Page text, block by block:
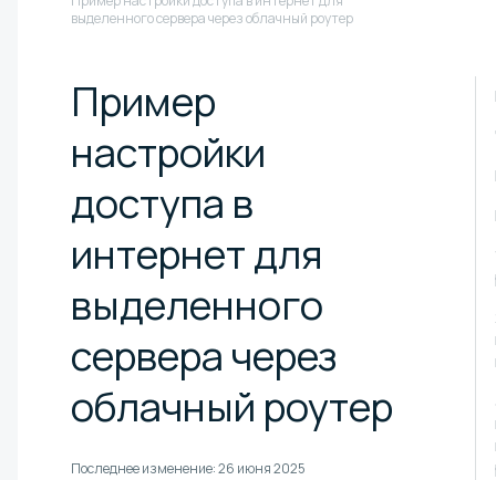
выделенного сервера через облачный роутер
Пример
настройки
доступа в
интернет для
выделенного
сервера через
облачный роутер
Последнее изменение:26 июня 2025